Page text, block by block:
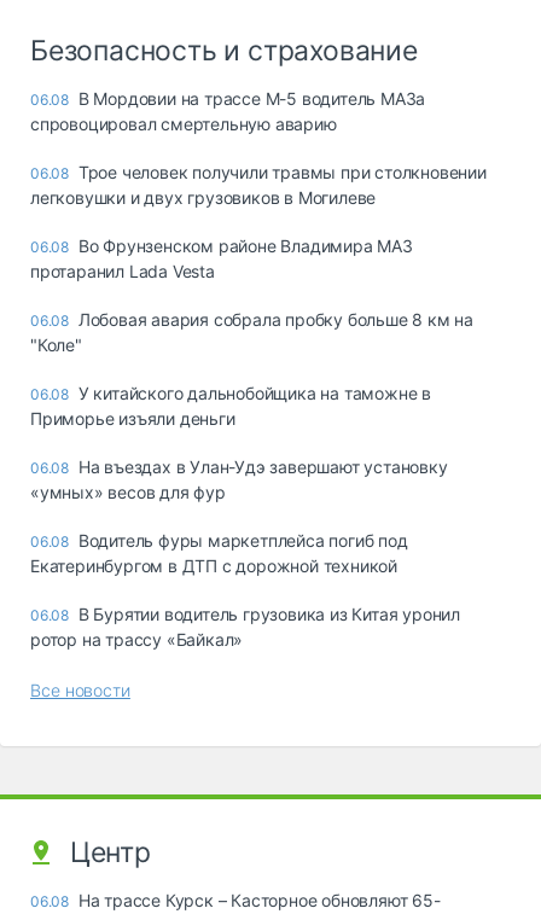
Безопасность и страхование
06.08 В Мордовии на трассе М-5 водитель МАЗа
спровоцировал смертельную аварию
06.08 Трое человек получили травмы при столкновении
легковушки и двух грузовиков в Могилеве
06.08 Во Фрунзенском районе Владимира МАЗ
протаранил Lada Vesta
06.08 Лобовая авария собрала пробку больше 8 км на
"Коле"
06.08 У китайского дальнобойщика на таможне в
Приморье изъяли деньги
06.08 Ha въeздax в Улaн-Удэ зaвepшaют ycтaнoвкy
«yмныx» вecoв для фyp
06.08 Водитель фуры маркетплейса погиб под
Екатеринбургом в ДТП с дорожной техникой
06.08 В Бурятии водитель грузовика из Китая уронил
ротор на трассу «Байкал»
Все новости
Центр
06.08 На трассе Курск – Касторное обновляют 65-